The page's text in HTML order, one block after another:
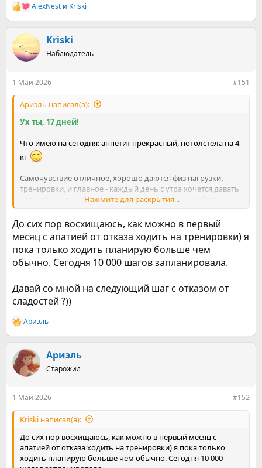
Р
е
к
ц
и
AlexNest и Kriski
Kriski
Наблюдатель
1 Май 2026 #151
Ариэль написал(а):
Ух ты, 17 дней!
Что имею на сегодня: аппетит прекрасный, потолстела на 4
кг
Самочувствие отличное, хорошо даются физ нагрузки,
тренировки, и главное - каждый день с утра хочется давать
нагрузку и движение телу. Логично - раньше как было:
проснулась, сразу обкурилась и потеряла всю накопленную
за сон энергию. А сейчас каждое утро начинается намного
качественнее. Сегодня посетила силовую тренировку и
затем кардио.
Но есть нюанс - по сей день я посреди дня сплю. Меня
просто вырубает каждый день! На 15-30 минут. А если есть
очень хорошо с самой собой, тревожность снижена. Я
сейчас вроде и не амёба, но и не активна.
По ощущениям организм и психика просят не дергать их
тренироваться, гулять....
Ах да, насчёт заедания и набранных кг. Я уже не хочу
вредности.наела я тортиками и сладостями. Но вот теперь
тянет на полезное и здоровое питание. И кофе тоже уже не
хочется второй день.
Дышится очень легко полной грудью, на кашель и намека
Нажмите для раскрытия...
До сих пор восхищаюсь, как можно в первый
месяц с апатией от отказа ходить на тренировки) я
пока только ходить планирую больше чем
обычно. Сегодня 10 000 шагов запланировала.
Давай со мной на следующий шаг с отказом от
сладостей ?))
Р
е
к
ц
и
Ариэль
Ариэль
Старожил
1 Май 2026 #152
Kriski написал(а):
До сих пор восхищаюсь, как можно в первый месяц с
апатией от отказа ходить на тренировки) я пока только
ходить планирую больше чем обычно. Сегодня 10 000